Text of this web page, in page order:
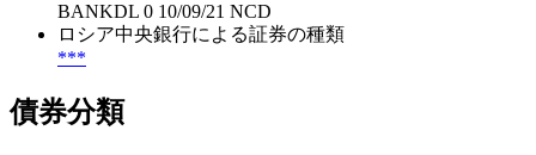
BANKDL 0 10/09/21 NCD
ロシア中央銀行による証券の種類
***
債券分類